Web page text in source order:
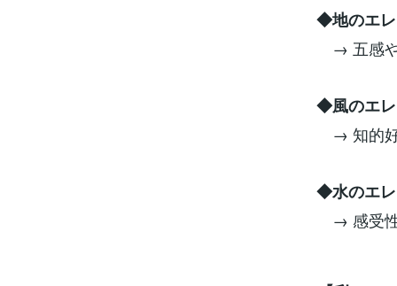
◆地のエレ
→ 五感や
◆風のエレ
→ 知的好
◆水のエレ
→ 感受性